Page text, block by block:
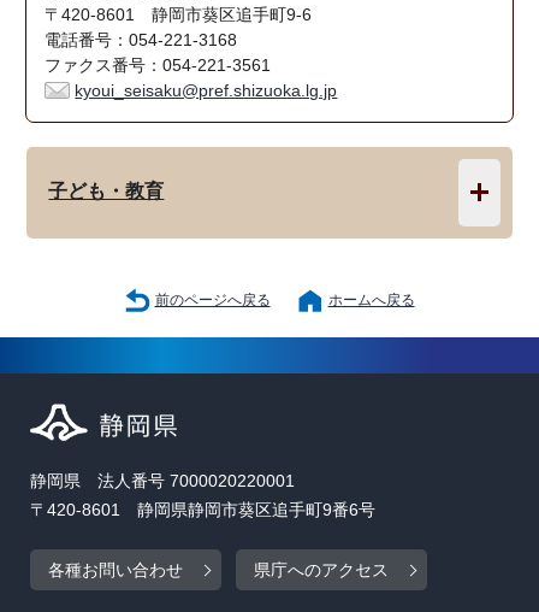
〒420-8601 静岡市葵区追手町9-6
電話番号：054-221-3168
ファクス番号：054-221-3561
kyoui_seisaku@pref.shizuoka.lg.jp
子ども・教育
前のページへ戻る ホームへ戻る
静岡県 法人番号 7000020220001
〒420-8601 静岡県静岡市葵区追手町9番6号
各種お問い合わせ 県庁へのアクセス